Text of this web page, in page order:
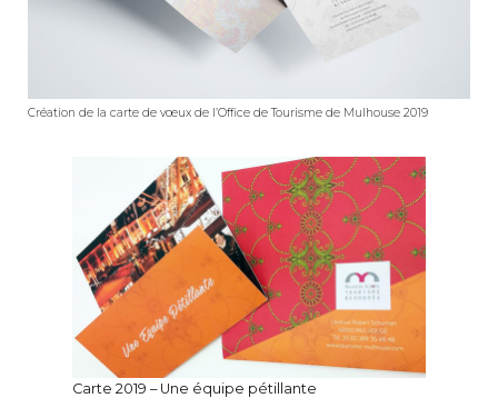
Création de la carte de vœux de l’Office de Tourisme de Mulhouse 2019
Carte 2019 – Une équipe pétillante